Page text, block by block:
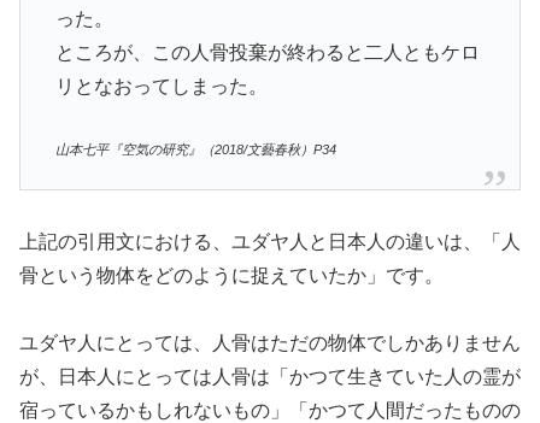
った。
ところが、この人骨投棄が終わると二人ともケロ
リとなおってしまった。
山本七平『空気の研究』（2018/文藝春秋）P34
上記の引用文における、ユダヤ人と日本人の違いは、「人
骨という物体をどのように捉えていたか」です。
ユダヤ人にとっては、人骨はただの物体でしかありません
が、日本人にとっては人骨は「かつて生きていた人の霊が
宿っているかもしれないもの」「かつて人間だったものの